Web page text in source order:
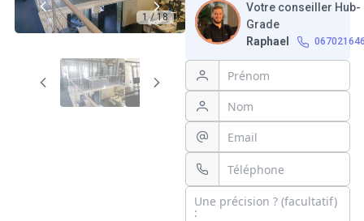
1 / 18
Votre conseiller Hub-
Grade
Raphael